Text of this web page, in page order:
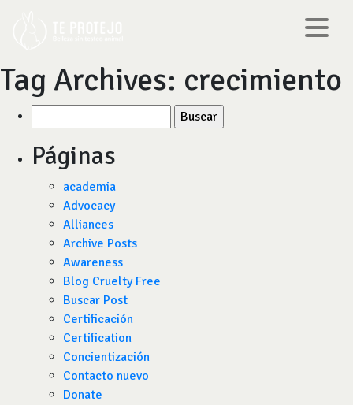
Tag Archives: crecimiento
por:
Páginas
academia
Advocacy
Alliances
Archive Posts
Awareness
Blog Cruelty Free
Buscar Post
Certificación
Certification
Concientización
Contacto nuevo
Donate